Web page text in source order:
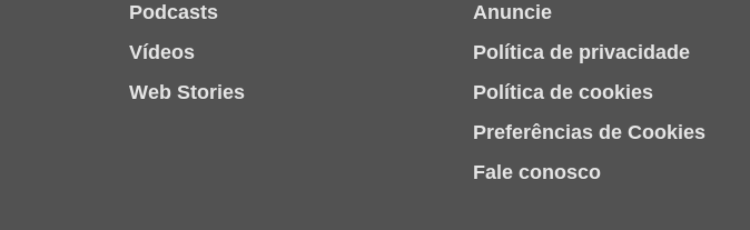
Podcasts
Vídeos
Web Stories
Anuncie
Política de privacidade
Política de cookies
Preferências de Cookies
Fale conosco